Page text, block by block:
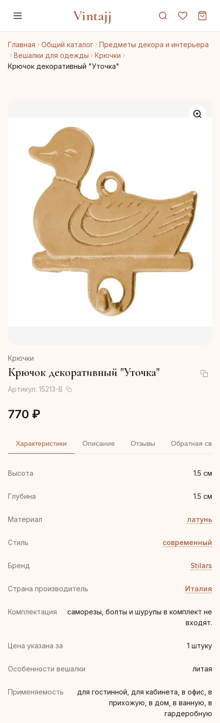
Vintajj
Главная Общий каталог
Предметы декора и интерьера
Вешалки для одежды
Крючки
Крючок декоративный "Уточка"
Крючки
Крючок декоративный "Уточка"
Артикул: 15213-В
770 ₽
Характеристики Описание Отзывы Обратная
Высота 1.5 см
Глубина 1.5 см
Материал латунь
Стиль современный
Бренд Stilars
Страна производитель Италия
Комплектация
саморезы, болты и шурупы в комплект не
входят.
Цена указана за 1 штуку
Особенности вешалки литая
Применяемость
для гостинной, для кабинета, в офис, в
прихожую, в дом, в ванную, в
гардеробную